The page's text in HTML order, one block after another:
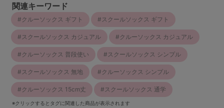
関連キーワード
クルーソックス ギフト スクールソックス ギフト
スクールソックス カジュアル クルーソックス カジュアル
クルーソックス 普段使い スクールソックス シンプル
スクールソックス 無地 クルーソックス シンプル
クルーソックス 15cm丈 スクールソックス 通学
※クリックするとタグに関連した商品が表示されます